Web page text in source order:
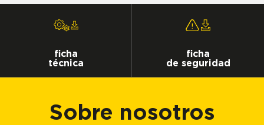
ficha
técnica
ficha
de seguridad
Sobre nosotros